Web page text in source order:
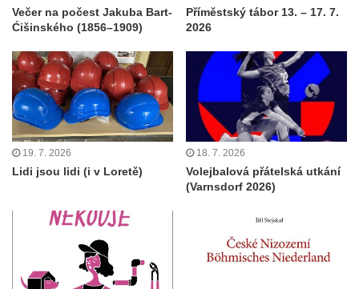
Večer na počest Jakuba Bart-
Ćišinského (1856–1909)
Příměstský tábor 13. – 17. 7.
2026
19. 7. 2026
Lidi jsou lidi (i v Loretě)
18. 7. 2026
Volejbalová přátelská utkání
(Varnsdorf 2026)